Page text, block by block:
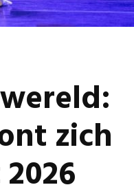
zich
28 juli
vissen
27 juli